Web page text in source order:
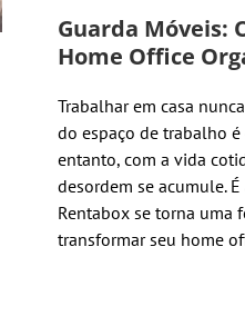
Guarda Móveis:
Home Office
Trabalhar em casa
do espaço de trabalho
entanto, com a vida
desordem se acumule.
Rentabox se torna uma
transformar seu home